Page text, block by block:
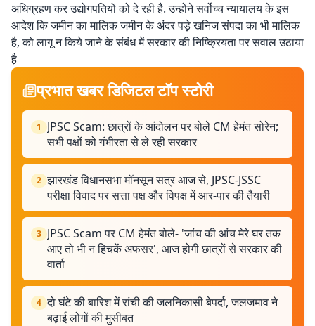
अधिग्रहण कर उद्योगपतियों को दे रही है. उन्होंने सर्वोच्च न्यायालय के इस
आदेश कि जमीन का मालिक जमीन के अंदर पड़े खनिज संपदा का भी मालिक
है, को लागू न किये जाने के संबंध में सरकार की निष्क्रियता पर सवाल उठाया
है़
प्रभात खबर डिजिटल टॉप स्टोरी
1
JPSC Scam: छात्रों के आंदोलन पर बोले CM हेमंत सोरेन;
सभी पक्षों को गंभीरता से ले रही सरकार
2 झारखंड विधानसभा मॉनसून सत्र आज से, JPSC-JSSC
परीक्षा विवाद पर सत्ता पक्ष और विपक्ष में आर-पार की तैयारी
3 JPSC Scam पर CM हेमंत बोले- 'जांच की आंच मेरे घर तक
आए तो भी न हिचकें अफसर', आज होगी छात्रों से सरकार की
वार्ता
4 दो घंटे की बारिश में रांची की जलनिकासी बेपर्दा, जलजमाव ने
बढ़ाई लोगों की मुसीबत